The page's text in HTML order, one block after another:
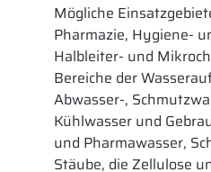
Mögliche
Pharmazie, Hygiene-
Halbleiter- und
Bereiche der
Abwasser-,
Kühlwasser und
und Pharmawasser,
Stäube, die Zellulose